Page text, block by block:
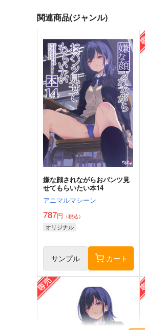
関連商品(ジャンル)
嫌な顔されながらおパンツ見
せてもらいたい本14
アニマルマシーン
787円 （税込）
オリジナル
サンプル カート